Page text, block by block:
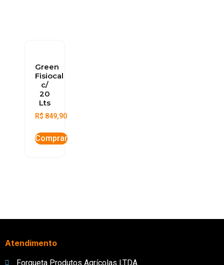
Green
Fisiocal
c/
20
Lts
R$ 849,90
Comprar
Atendimento
Forqueta Produtos Agrícolas LTDA